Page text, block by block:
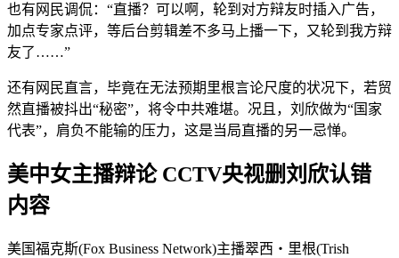
也有网民调侃：“直播？可以啊，轮到对方辩友时插入广告，
加点专家点评，等后台剪辑差不多马上播一下，又轮到我方辩
友了……”
还有网民直言，毕竟在无法预期里根言论尺度的状况下，若贸
然直播被抖出“秘密”，将令中共难堪。况且，刘欣做为“国家
代表”，肩负不能输的压力，这是当局直播的另一忌惮。
美中女主播辩论 CCTV央视删刘欣认错
内容
美国福克斯(Fox Business Network)主播翠西‧里根(Trish